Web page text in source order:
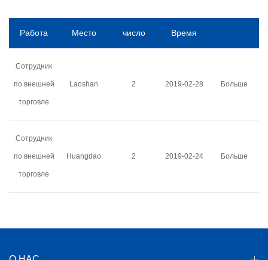
Работа Место число Время
Сотрудник
по внешней
торговле
Laoshan 2 2019-02-28 Больше
Сотрудник
по внешней
торговле
Huangdao 2 2019-02-24 Больше